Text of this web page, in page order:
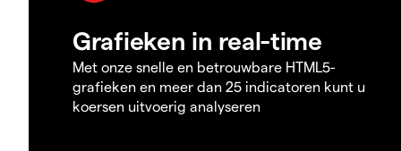
Grafieken in real-time
Met onze snelle en betrouwbare HTML5-
grafieken en meer dan 25 indicatoren kunt u
koersen uitvoerig analyseren